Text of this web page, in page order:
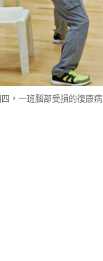
，一班腦部受損的復康